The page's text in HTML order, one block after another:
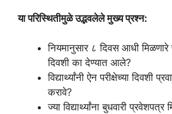
या परिस्थितीमुळे उद्भवलेले मुख्य प्रश्न:
नियमानुसार ८ दिवस आधी
दिवशी का देण्यात आले?
विद्यार्थ्यांनी ऐन परीक्षेच्या दिवशी
करावे?
ज्या विद्यार्थ्यांना बुधवारी प्रवेशपत्र